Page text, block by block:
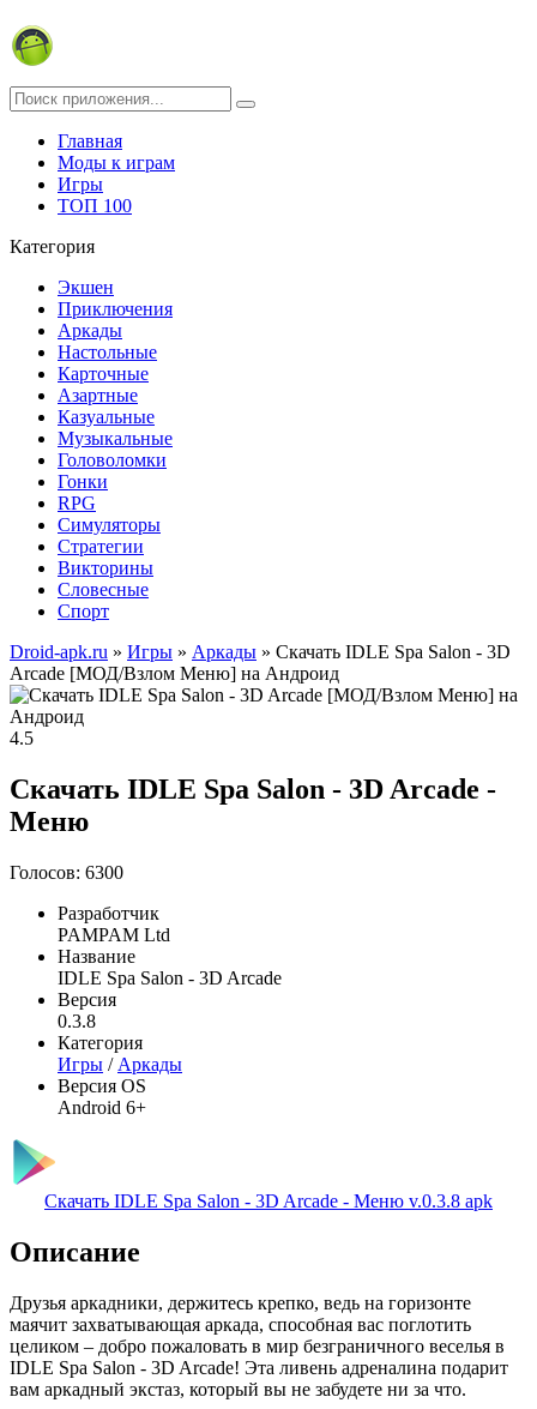
Главная
Моды к играм
Игры
ТОП 100
Категория
Экшен
Приключения
Аркады
Настольные
Карточные
Азартные
Казуальные
Музыкальные
Головоломки
Гонки
RPG
Симуляторы
Стратегии
Викторины
Словесные
Спорт
Droid-apk.ru » Игры » Аркады » Скачать IDLE Spa Salon - 3D
Arcade [МОД/Взлом Меню] на Андроид
4.5
Скачать IDLE Spa Salon - 3D Arcade -
Меню
Голосов: 6300
Разработчик
PAMPAM Ltd
Название
IDLE Spa Salon - 3D Arcade
Версия
0.3.8
Категория
Игры / Аркады
Версия OS
Android 6+
Скачать IDLE Spa Salon - 3D Arcade - Меню v.0.3.8 apk
Описание
Друзья аркадники, держитесь крепко, ведь на горизонте
маячит захватывающая аркада, способная вас поглотить
целиком – добро пожаловать в мир безграничного веселья в
IDLE Spa Salon - 3D Arcade! Эта ливень адреналина подарит
вам аркадный экстаз, который вы не забудете ни за что.